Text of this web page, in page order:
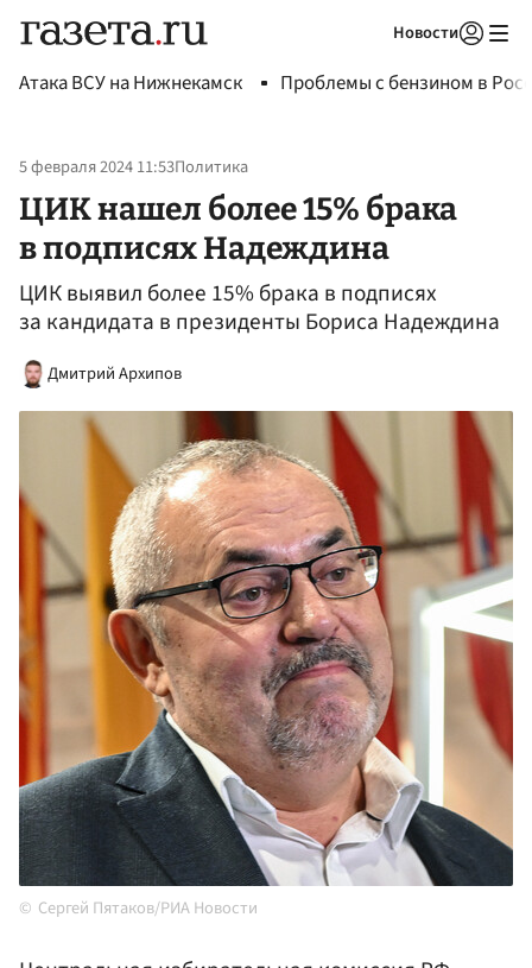
Новости
Атака ВСУ на Нижнекамск Проблемы с бензином в
5 февраля 2024 11:53Политика
ЦИК нашел более 15% брака
в подписях Надеждина
ЦИК выявил более 15% брака в подписях
за кандидата в президенты Бориса Надеждина
Дмитрий Архипов
Сергей Пятаков/РИА Новости